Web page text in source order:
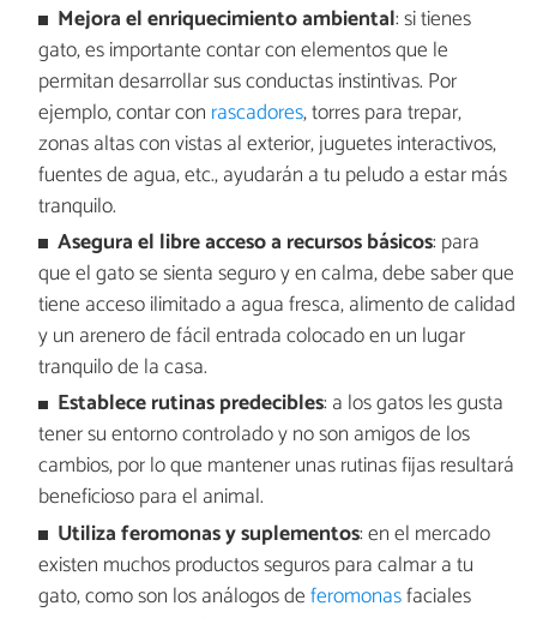
Mejora el enriquecimiento ambiental: si tienes
gato, es importante contar con elementos que le
permitan desarrollar sus conductas instintivas. Por
ejemplo, contar con rascadores, torres para trepar,
zonas altas con vistas al exterior, juguetes interactivos,
fuentes de agua, etc., ayudarán a tu peludo a estar más
tranquilo.
Asegura el libre acceso a recursos básicos: para
que el gato se sienta seguro y en calma, debe saber que
tiene acceso ilimitado a agua fresca, alimento de calidad
y un arenero de fácil entrada colocado en un lugar
tranquilo de la casa.
Establece rutinas predecibles: a los gatos les gusta
tener su entorno controlado y no son amigos de los
cambios, por lo que mantener unas rutinas fijas resultará
beneficioso para el animal.
Utiliza feromonas y suplementos: en el mercado
existen muchos productos seguros para calmar a tu
gato, como son los análogos deferomonasfaciales